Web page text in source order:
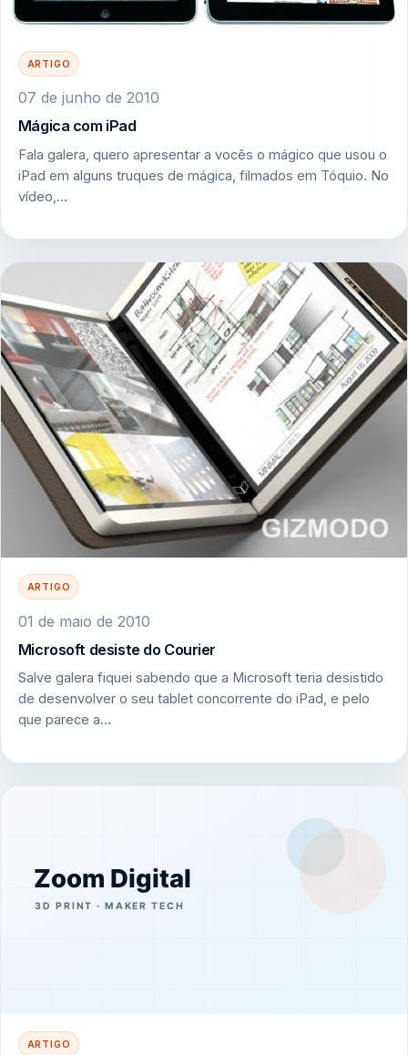
ARTIGO
07 de junho de 2010
Mágica com iPad
Fala galera, quero apresentar a vocês o mágico que usou o
iPad em alguns truques de mágica, filmados em Tóquio. No
vídeo,…
ARTIGO
01 de maio de 2010
Microsoft desiste do Courier
Salve galera fiquei sabendo que a Microsoft teria desistido
de desenvolver o seu tablet concorrente do iPad, e pelo
que parece a…
ARTIGO